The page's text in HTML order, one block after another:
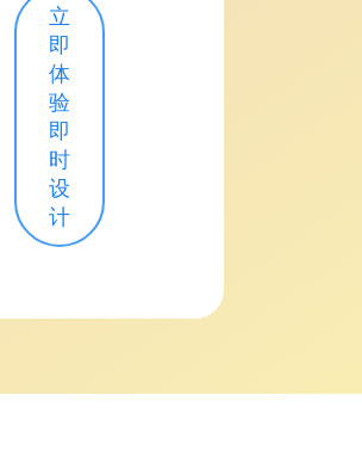
立
即
体
验
即
时
设
计